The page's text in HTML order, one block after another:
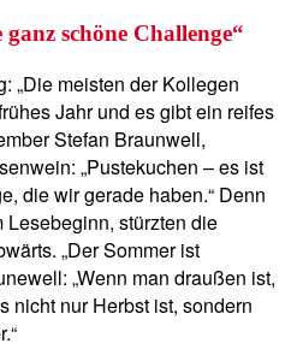
schöne Challenge“
„Die meisten der Kollegen
Jahr und es gibt ein reifes
Stefan Braunwell,
„Pustekuchen – es ist
die wir gerade haben.“ Denn
Lesebeginn, stürzten die
„Der Sommer ist
„Wenn man draußen ist,
nicht nur Herbst ist, sondern